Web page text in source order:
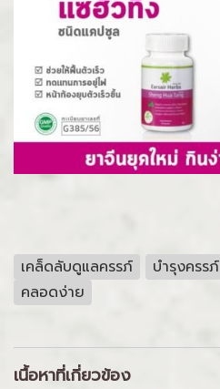
เคล็ดลับดูแลครรภ์ บำรุงครรภ์
คลอดง่าย
เนื้อหาที่เกี่ยวข้อง